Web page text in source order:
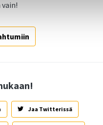
Jaa Twitterissä